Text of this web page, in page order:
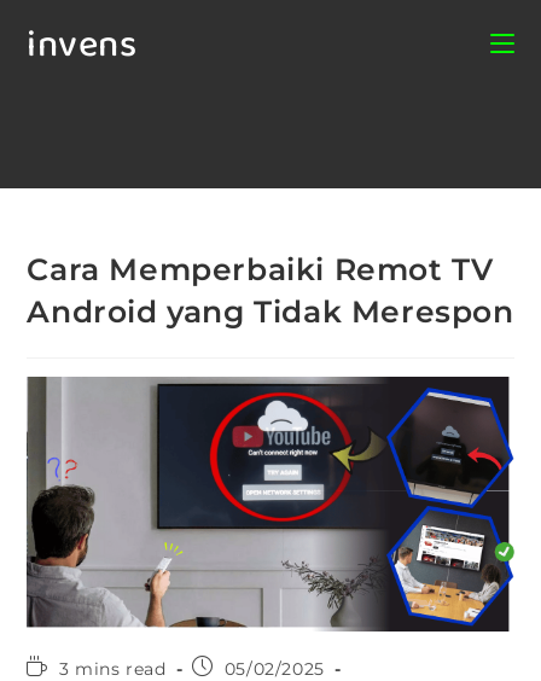
invens
Cara Memperbaiki Remot TV
Android yang Tidak Merespon
3 mins read
05/02/2025